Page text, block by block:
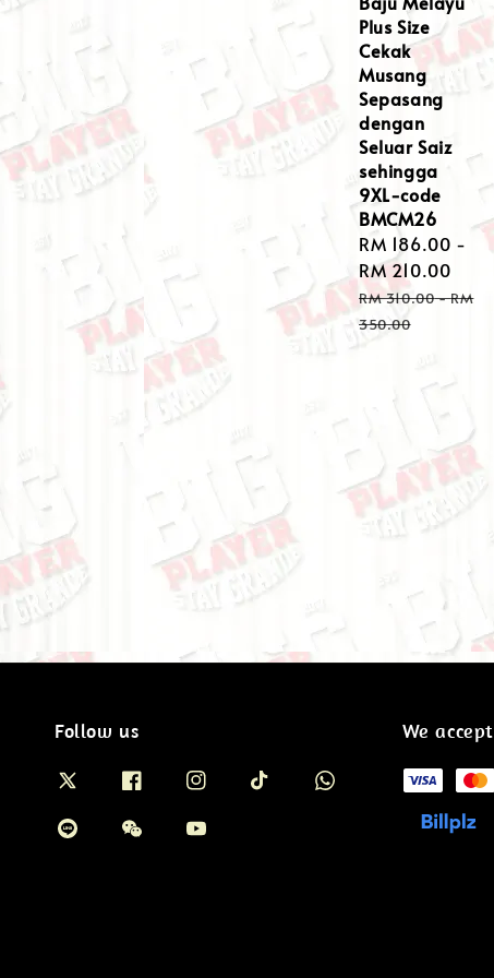
Plus Size
Cekak
Musang
Sepasang
dengan
Seluar Saiz
sehingga
9XL-code
BMCM26
Sale
price
RM 186.00 -
RM 210.00
Regular
price
RM 310.00-RM
350.00
Follow us We accept